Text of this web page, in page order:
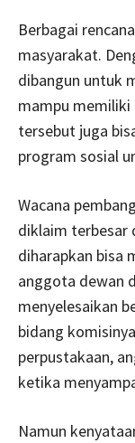
Berbagai
masyarakat.
dibangun untuk
mampu
tersebut juga
program sosial
Wacana
diklaim terbesar
diharapkan bisa
anggota dewan
menyelesaikan
bidang
perpustakaan,
ketika
Namun